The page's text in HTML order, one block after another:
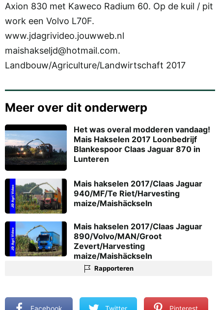
Axion 830 met Kaweco Radium 60. Op de kuil / pit
work een Volvo L70F.
www.jdagrivideo.jouwweb.nl
maishakseljd@hotmail.com.
Landbouw/Agriculture/Landwirtschaft 2017
Meer over dit onderwerp
Het was overal modderen vandaag!
Mais Hakselen 2017 Loonbedrijf
Blankespoor Claas Jaguar 870 in
Lunteren
Mais hakselen 2017/Claas Jaguar
940/MF/Te Riet/Harvesting
maize/Maishäckseln
Mais hakselen 2017/Claas Jaguar
890/Volvo/MAN/Groot
Zevert/Harvesting
maize/Maishäckseln
Rapporteren